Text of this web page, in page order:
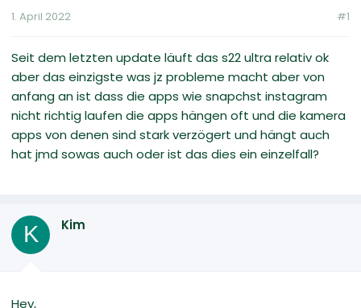
m
1. April 2022 #1
Seit dem letzten update läuft das s22 ultra relativ ok
aber das einzigste was jz probleme macht aber von
anfang an ist dass die apps wie snapchst instagram
nicht richtig laufen die apps hängen oft und die kamera
apps von denen sind stark verzögert und hängt auch
hat jmd sowas auch oder ist das dies ein einzelfall?
K Kim
Hey,